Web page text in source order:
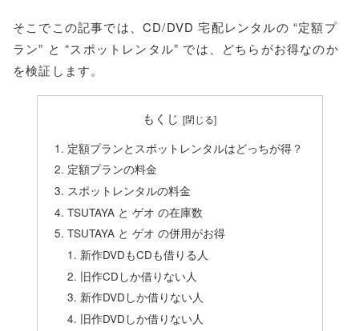
そこでこの記事では、CD/DVD 宅配レンタルの “定額プ
ラン” と “スポットレンタル” では、どちらがお得なのか
を検証します。
もくじ
定額プランとスポットレンタルはどっちが得？
定額プランの料金
スポットレンタルの料金
TSUTAYA と ゲオ の在庫数
TSUTAYA と ゲオ の併用がお得
新作DVDもCDも借りる人
旧作CDしか借りない人
新作DVDしか借りない人
旧作DVDしか借りない人